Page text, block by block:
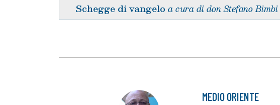
Schegge di vangelo a cura di don Stefano Bimbi
MEDIO ORIENTE